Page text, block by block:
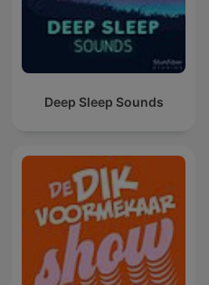
Deep Sleep Sounds